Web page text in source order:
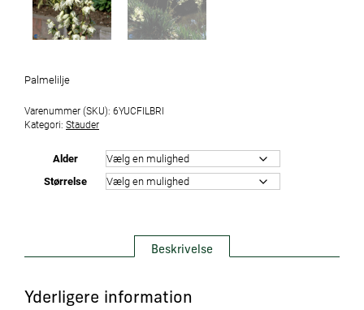
Palmelilje
Varenummer (SKU): 6YUCFILBRI
Kategori: Stauder
Alder
Størrelse
Beskrivelse
Yderligere information